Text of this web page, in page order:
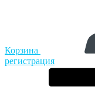
Корзина
регистрация